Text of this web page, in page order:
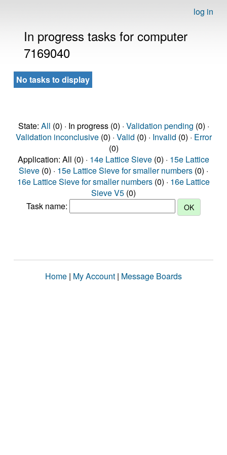
log in
In progress tasks for computer
7169040
No tasks to display
State: All (0) · In progress (0) · Validation pending (0) ·
Validation inconclusive(0) · Valid (0) · Invalid (0) · Error
(0)
Application: All (0) · 14e Lattice Sieve (0) · 15e Lattice
Sieve (0) · 15e Lattice Sieve for smaller numbers (0) ·
16e Lattice Sieve for smaller numbers (0) · 16e Lattice
Sieve V5 (0)
Task name:
Home | My Account | Message Boards